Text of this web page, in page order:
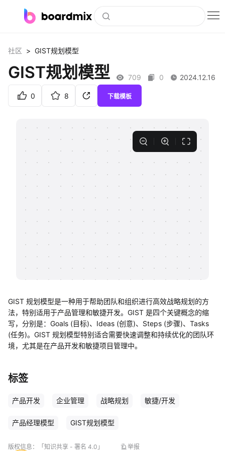
社区资源
私有化部署
客户案例
支持
知识分享社区
社区 > GIST规划模型
GIST规划模型 709 0 2024.12.16
0 8 下载模板
GIST 规划模型是一种用于帮助团队和组织进行高效战略规划的方
法，特别适用于产品管理和敏捷开发。GIST 是四个关键概念的缩
写，分别是：Goals (目标)、Ideas (创意)、Steps (步骤)、Tasks
(任务)。GIST 规划模型特别适合需要快速调整和持续优化的团队环
境，尤其是在产品开发和敏捷项目管理中。
标签
产品开发 企业管理 战略规划 敏捷/开发
产品经理模型 GIST规划模型
版权信息： 「知识共享 - 署名 4.0」 举报